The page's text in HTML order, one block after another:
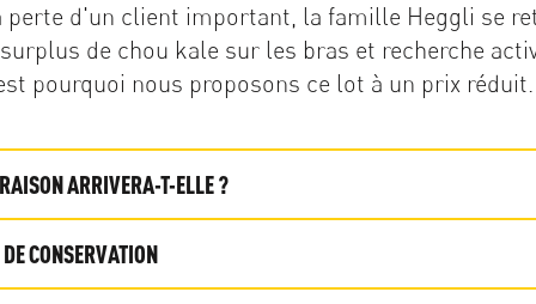
perte d'un client important, la famille Heggli se
de chou kale sur les bras et recherche
pourquoi nous proposons ce lot à un prix réduit.
ARRIVERA-T-ELLE ?
CONSERVATION